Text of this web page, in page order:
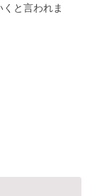
と言われま